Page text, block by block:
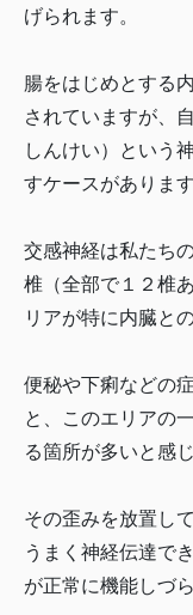
げられます。
腸をはじめとする
されていますが、
しんけい）という
すケースがあります
交感神経は私たち
椎（全部で１２椎
リアが特に内臓と
便秘や下痢などの
と、このエリアの
る箇所が多いと感じ
その歪みを放置し
うまく神経伝達で
が正常に機能しづ